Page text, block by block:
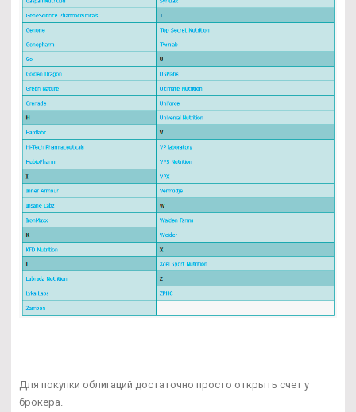
Для покупки облигаций достаточно просто открыть счет у
брокера.